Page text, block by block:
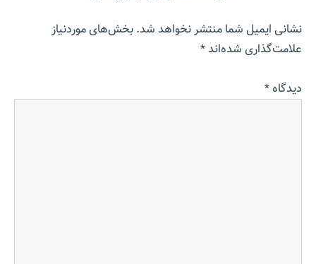
نشانی ایمیل شما منتشر نخواهد شد.بخش‌های موردنیاز
علامت‌گذاری شده‌اند*
دیدگاه*